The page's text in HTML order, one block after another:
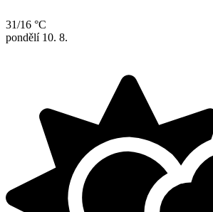
31/16 °C
pondělí 10. 8.